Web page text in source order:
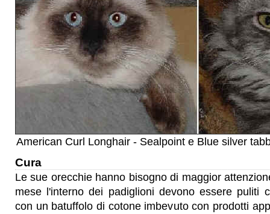
American Curl Longhair - Sealpoint e Blue silver
Cura
Le sue orecchie hanno bisogno di maggior
mese l'interno dei padiglioni devono essere puliti
con un batuffolo di cotone imbevuto con prodotti